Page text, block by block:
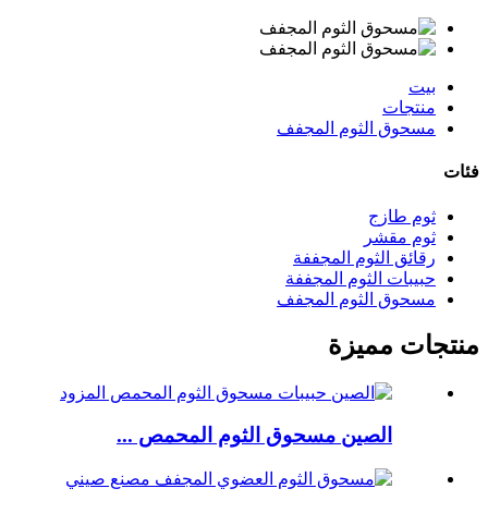
بيت
منتجات
مسحوق الثوم المجفف
فئات
ثوم طازج
ثوم مقشر
رقائق الثوم المجففة
حبيبات الثوم المجففة
مسحوق الثوم المجفف
منتجات مميزة
الصين مسحوق الثوم المحمص ...